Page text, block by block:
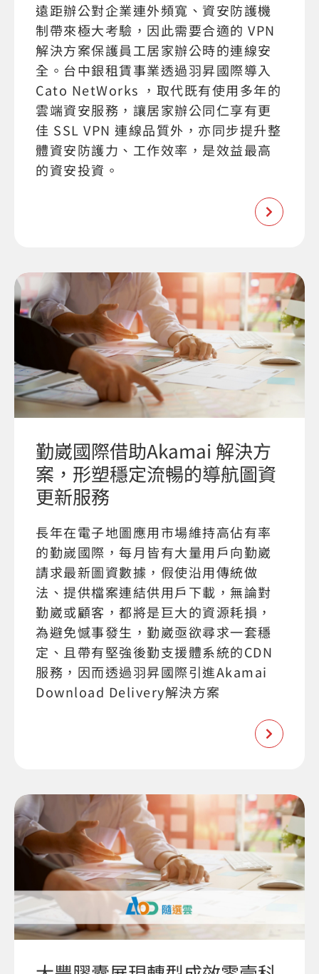
遠距辦公對企業連外頻寬、資安防護機
制帶來極大考驗，因此需要合適的 VPN
解決方案保護員工居家辦公時的連線安
全。台中銀租賃事業透過羽昇國際導入
Cato NetWorks ，取代既有使用多年的
雲端資安服務，讓居家辦公同仁享有更
佳 SSL VPN 連線品質外，亦同步提升整
體資安防護力、工作效率，是效益最高
的資安投資。
勤崴國際借助Akamai 解決方
案，形塑穩定流暢的導航圖資
更新服務
長年在電子地圖應用市場維持高佔有率
的勤嵗國際，每月皆有大量用戶向勤崴
請求最新圖資數據，假使沿用傳統做
法、提供檔案連結供用戶下載，無論對
勤崴或顧客，都將是巨大的資源耗損，
為避免憾事發生，勤崴亟欲尋求一套穩
定、且帶有堅強後勤支援體系統的CDN
服務，因而透過羽昇國際引進Akamai
Download Delivery解決方案